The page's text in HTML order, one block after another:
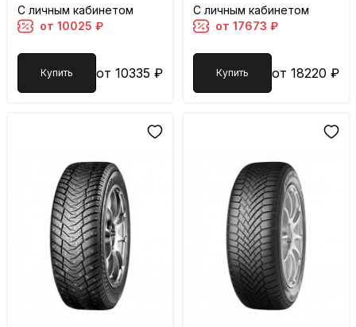
С личным кабинетом
от 10025 ₽
Купить от 10335 ₽
С личным кабинетом
от 17673 ₽
Купить от 18220 ₽